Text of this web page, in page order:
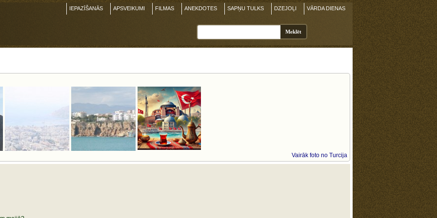
IEPAZĪŠANĀS APSVEIKUMI FILMAS ANEKDOTES SAPŅU TULKS DZEJOĻI VĀRDA DIENAS
Vairāk foto no Turcija